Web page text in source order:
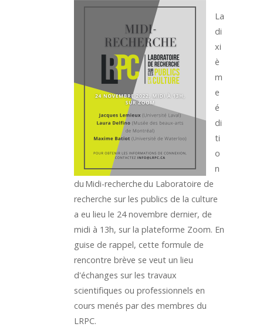
La
di
xi
è
m
e
é
di
ti
o
n
du Midi-recherche du Laboratoire de
recherche sur les publics de la culture
a eu lieu le 24 novembre dernier, de
midi à 13h, sur la plateforme Zoom. En
guise de rappel, cette formule de
rencontre brève se veut un lieu
d'échanges sur les travaux
scientifiques ou professionnels en
cours menés par des membres du
LRPC.